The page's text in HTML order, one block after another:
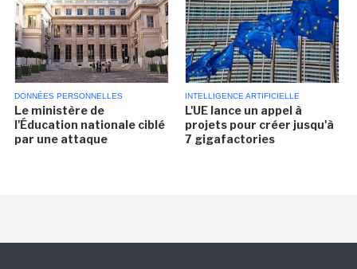
DONNÉES PERSONNELLES
Le ministère de
l'Éducation nationale ciblé
par une attaque
INTELLIGENCE ARTIFICIELLE
L'UE lance un appel à
projets pour créer jusqu'à
7 gigafactories